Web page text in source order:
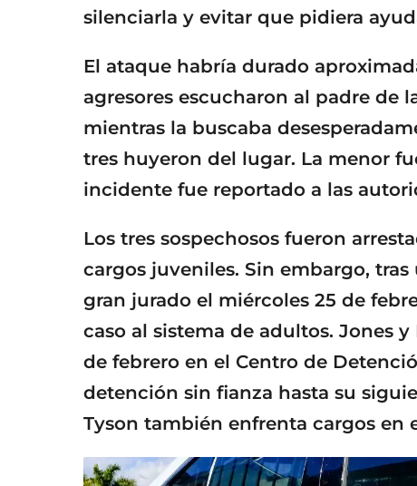
silenciarla y evitar que pidiera
El ataque habría durado
agresores escucharon al padre
mientras la buscaba
tres huyeron del lugar. La menor
incidente fue reportado a las
Los tres sospechosos fueron
cargos juveniles. Sin embargo,
gran jurado el miércoles 25 de
caso al sistema de adultos. Jones
de febrero en el Centro de
detención sin fianza hasta su
Tyson también enfrenta cargos en